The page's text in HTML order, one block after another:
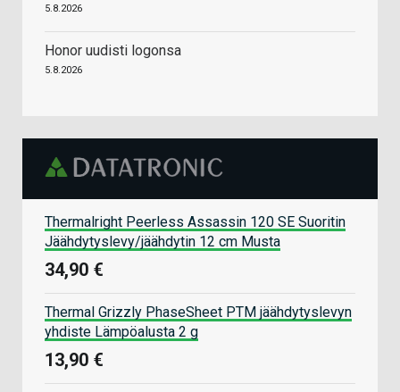
5.8.2026
Honor uudisti logonsa
5.8.2026
Thermalright Peerless Assassin 120 SE Suoritin
Jäähdytyslevy/jäähdytin 12 cm Musta
34,90 €
Thermal Grizzly PhaseSheet PTM jäähdytyslevyn
yhdiste Lämpöalusta 2 g
13,90 €